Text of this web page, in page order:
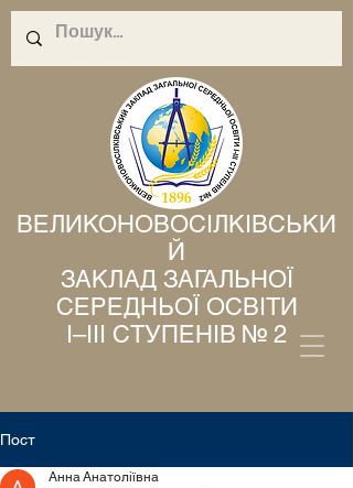
ВЕЛИКОНОВОСІЛКІВСЬКИ
Й
ЗАКЛАД ЗАГАЛЬНОЇ
СЕРЕДНЬОЇ ОСВІТИ
І–ІІІ СТУПЕНІВ № 2
Пост
Анна Анатоліївна